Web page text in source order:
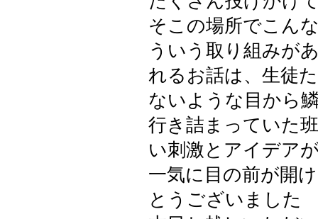
そこの場所でこん
ういう取り組みが
れるお話は、生徒
ないような目から
行き詰まっていた
い刺激とアイデア
一気に目の前が開
とうございました